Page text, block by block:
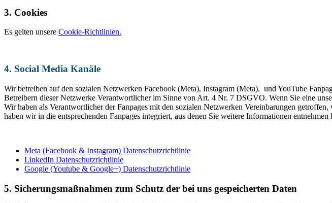
3. Cookies
Es gelten unsere Cookie-Richtlinien.
4. Social Media Kanäle
Wir betreiben auf den sozialen Netzwerken Facebook (Meta), Instagram (Meta), und YouTube
Betreibern dieser Netzwerke Verantwortlicher im Sinne von Art. 4 Nr. 7 DSGVO. Wenn Sie eine
Wir haben als Verantwortlicher der Fanpages mit den sozialen Netzwerken Vereinbarungen
haben wir in die entsprechenden Fanpages integriert, aus denen Sie weitere Informationen
Meta (Facebook & Instagram) Datenschutzrichtlinie
LinkedIn Datenschutzrichtlinie
Google (Youtube & Google+) Datenschutzrichtlinie
5. Sicherungsmaßnahmen zum Schutz der bei uns gespeicherten Daten